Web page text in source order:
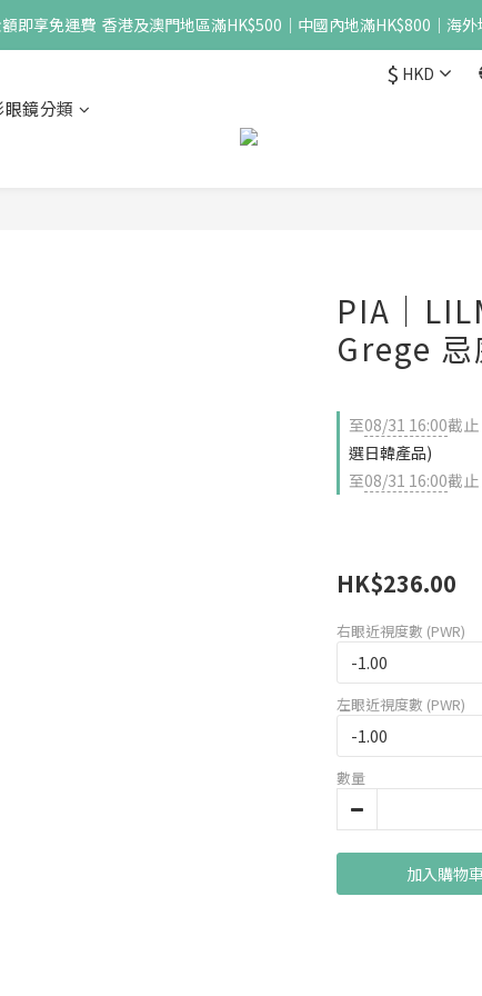
即享免運費  香港及澳門地區滿HK$500｜中國內地滿HK$800｜海
$ HKD
眼鏡分類
PIA｜
Grege
至08/31 16:00截止
選日韓產品)
至08/31 16:00截止
HK$236.00
右眼近視度數 (PWR)
左眼近視度數 (PWR)
數量
加入購物車